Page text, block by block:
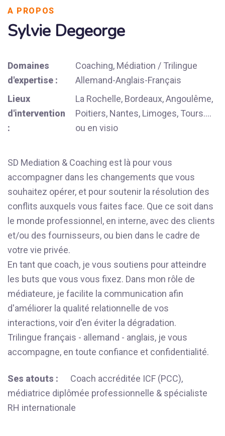
A PROPOS
Sylvie Degeorge
Domaines
d'expertise :
Coaching, Médiation / Trilingue
Allemand-Anglais-Français
Lieux
d'intervention
:
La Rochelle, Bordeaux, Angoulême,
Poitiers, Nantes, Limoges, Tours....
ou en visio
SD Mediation & Coaching est là pour vous
accompagner dans les changements que vous
souhaitez opérer, et pour soutenir la résolution des
conflits auxquels vous faites face. Que ce soit dans
le monde professionnel, en interne, avec des clients
et/ou des fournisseurs, ou bien dans le cadre de
votre vie privée.
En tant que coach, je vous soutiens pour atteindre
les buts que vous vous fixez. Dans mon rôle de
médiateure, je facilite la communication afin
d'améliorer la qualité relationnelle de vos
interactions, voir d'en éviter la dégradation.
Trilingue français - allemand - anglais, je vous
accompagne, en toute confiance et confidentialité.
Ses atouts :
Coach accréditée ICF (PCC),
médiatrice diplômée professionnelle & spécialiste
RH internationale